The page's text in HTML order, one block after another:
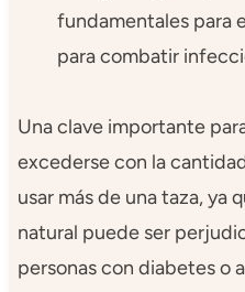
fundamentales para
para combatir
Una clave importante
excederse con la
usar más de una taza, ya
natural puede ser
personas con diabetes o